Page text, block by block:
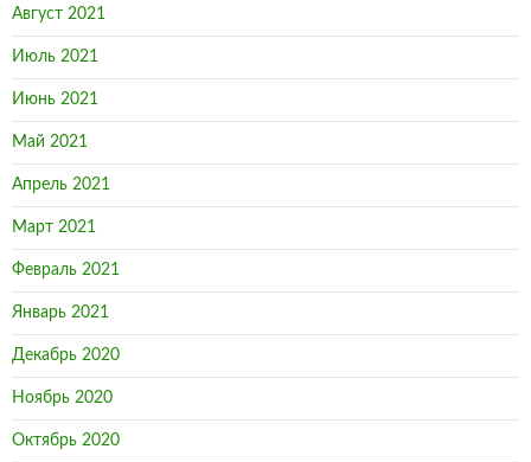
Август 2021
Июль 2021
Июнь 2021
Май 2021
Апрель 2021
Март 2021
Февраль 2021
Январь 2021
Декабрь 2020
Ноябрь 2020
Октябрь 2020